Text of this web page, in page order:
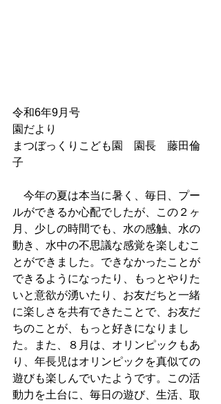
園だより
まつぼっくりこども園　園長　藤田倫
子
今年の夏は本当に暑く、毎日、プー
ルができるか心配でしたが、この２ヶ
月、少しの時間でも、水の感触、水の
動き、水中の不思議な感覚を楽しむこ
とができました。できなかったことが
できるようになったり、もっとやりた
いと意欲が湧いたり、お友だちと一緒
に楽しさを共有できたことで、お友だ
ちのことが、もっと好きになりまし
た。また、８月は、オリンピックもあ
り、年長児はオリンピックを真似ての
遊びも楽しんでいたようです。この活
動力を土台に、毎日の遊び、生活、取